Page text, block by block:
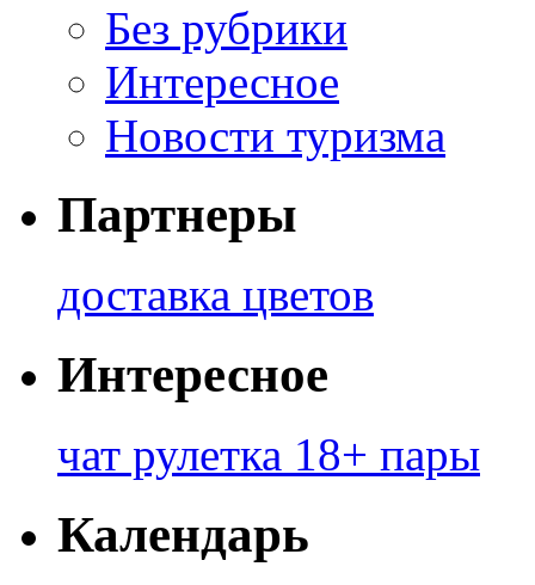
Без рубрики
Интересное
Новости туризма
Партнеры
доставка цветов
Интересное
чат рулетка 18+ пары
Календарь